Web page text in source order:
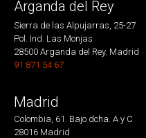
Arganda del Rey
Sierra de las Alpujarras, 25-27
Pol. Ind. Las Monjas
28500 Arganda del Rey. Madrid
91 871 54 67
Madrid
Colombia, 61. Bajo dcha. A y C
28016 Madrid